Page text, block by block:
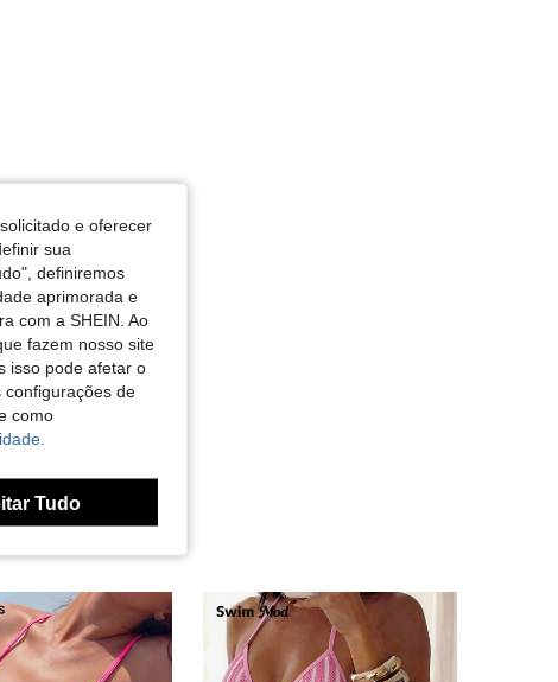
Rosa Quente, Tamanho: M
e oferecer
sua
definiremos
aprimorada e
com a SHEIN. Ao
fazem nosso site
isso pode afetar o
configurações de
como
Tudo